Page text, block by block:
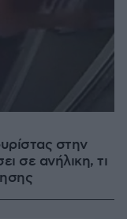
στην
σε ανήλικη, τι